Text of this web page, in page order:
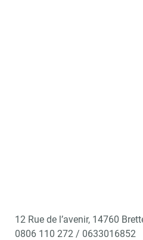
12 Rue de l’avenir, 14760
0806 110 272 / 0633016852